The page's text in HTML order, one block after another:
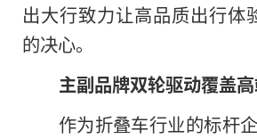
出大行致力让高品质出行体
的决心。
主副品牌双轮驱动覆盖
作为折叠车行业的标杆